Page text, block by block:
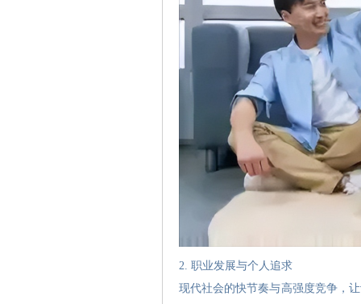
2. 职业发展与个人追求
现代社会的快节奏与高强度竞争，